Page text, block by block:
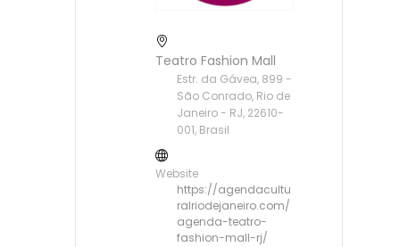
Teatro Fashion Mall
Estr. da Gávea, 899 -
São Conrado, Rio de
Janeiro - RJ, 22610-
001, Brasil
Website
https://agendacultu
ralriodejaneiro.com/
agenda-teatro-
fashion-mall-rj/